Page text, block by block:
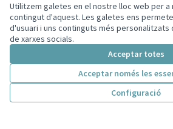
Utilitzem galetes en el nostre lloc web per a
contingut d'aquest. Les galetes ens
d'usuari i uns continguts més personalitzats
de xarxes socials.
Acceptar totes
Acceptar només les
Configuració